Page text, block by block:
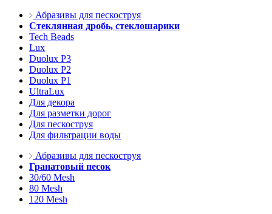
Абразивы для пескоструя
Стеклянная дробь, стеклошарики
Tech Beads
Lux
Duolux P3
Duolux P2
Duolux P1
UltraLux
Для декора
Для разметки дорог
Для пескоструя
Для фильтрации воды
Абразивы для пескоструя
Гранатовый песок
30/60 Mesh
80 Mesh
120 Mesh